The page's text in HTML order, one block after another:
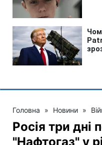
Головна » Новини »
Росія три дні
"Нафтогаз" у